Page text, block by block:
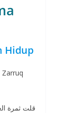
Hidup
Zarruq
قلت ثمرة